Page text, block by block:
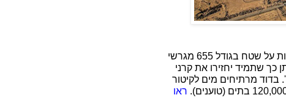
50,000 מראות (חמישים אלף) בגודל מיטה מותקנות על שטח בגודל 655 מגרשי
כך שתמיד יחזירו את קרני
אל הדוד-קולט שבראש המגדל בן ה 250 מ'. בדוד מרתיחים מים לקיטור
ראו